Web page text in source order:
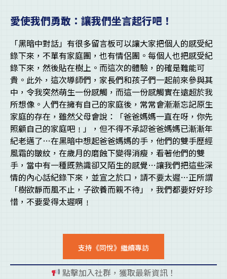
愛使我們勇敢：讓我們坐言起行吧！
「黑暗中對話」有很多留言板可以讓大家把個人的感受紀
錄下來，不單有家庭團，也有情侶團。每個人也把感受紀
錄下來，然後貼在樹上。而這次的體驗，的確是難能可
貴。此外，這次導師們，家長們和孩子們一起前來參與其
中，令我突然萌生一份感觸，而這一份感觸實在遠超於我
所想像。人們在擁有自己的家庭後，常常會漸漸忘記原生
家庭的存在，雖然父母會說：「爸爸媽媽一直在呀，你先
照顧自己的家庭吧﹗」，但不得不承認爸爸媽媽已漸漸年
紀老邁了…在黑暗中想起爸爸媽媽的手，他們的雙手歷經
風霜的皺紋，在歲月的磨蝕下變得消瘦，看著他們的雙
手，當中有一種既熟識卻又陌生的感覺…讓我們把這些深
情的內心話紀錄下來，並宣之於口，請不要太遲…正所謂
「樹欲靜而風不止，子欲養而親不待」，我們都要好好珍
惜，不要愛得太遲啊﹗
支持《同悅》繼續專訪
點擊加入社群，獲取最新資訊！